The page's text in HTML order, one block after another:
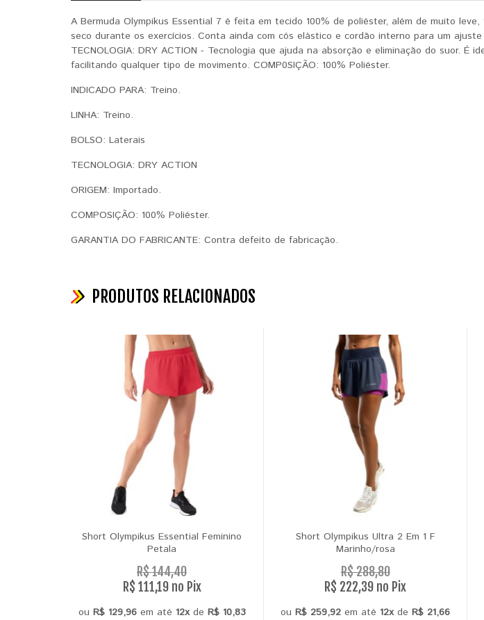
A Bermuda Olympikus Essential 7 é feita em tecido 100% de poliéster, além de muito
seco durante os exercícios. Conta ainda com cós elástico e cordão interno para um
TECNOLOGIA: DRY ACTION - Tecnologia que ajuda na absorção e eliminação do suor.
facilitando qualquer tipo de movimento. COMP0SIÇÃO: 100% Poliéster.
INDICADO PARA: Treino.
LINHA: Treino.
BOLSO: Laterais
TECNOLOGIA: DRY ACTION
ORIGEM: Importado.
COMPOSIÇÃO: 100% Poliéster.
GARANTIA DO FABRICANTE: Contra defeito de fabricação.
PRODUTOS RELACIONADOS
Short Olympikus Essential Feminino
Petala
R$ 144,40
R$ 111,19 no Pix
ou R$ 129,96em até 12xde R$ 10,83
Short Olympikus Ultra 2 Em 1 F
Marinho/rosa
R$ 288,80
R$ 222,39 no Pix
ou R$ 259,92 em até 12xde R$ 21,66